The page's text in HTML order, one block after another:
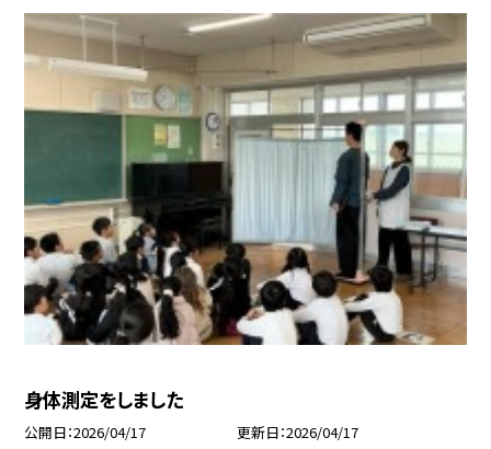
身体測定をしました
公開日 2026/04/17 更新日 2026/04/17